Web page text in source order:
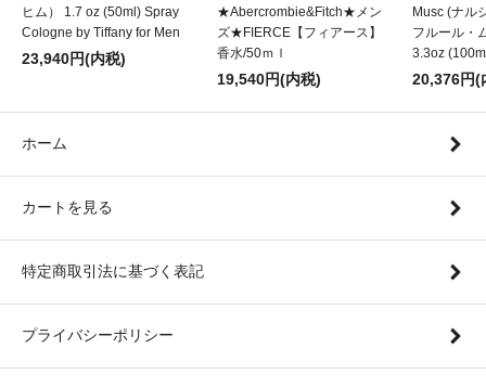
ヒム） 1.7 oz (50ml) Spray
Cologne by Tiffany for Men
23,940円(内税)
★Abercrombie&Fitch★メン
ズ★FIERCE【フィアース】
香水/50ｍｌ
19,540円(内税)
Musc (ナル
フルール・
3.3oz
20,376円(
ホーム
カートを見る
特定商取引法に基づく表記
プライバシーポリシー